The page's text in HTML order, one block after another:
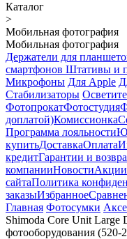
Каталог
>
Мобильная фотография
Мобильная фотография
Держатели для
смартфонов Штативы и
Микрофоны Для Apple
Стабилизаторы
ФотопрокатФотостудия
доплатой)Комиссионка
Программа лояльности
купитьДоставкаОплата
кредитГарантии и
компанииНовостиАкции
сайтаПолитика
заказыИзбранное
Главная Фотосумки
Shimoda Core Unit Large
фотооборудования (520-